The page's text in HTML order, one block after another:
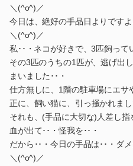
＼(^o^)／
今日は、絶好の手品日よりですよ
＼(^o^)／
私･･・ネコが好きで、3匹飼って
その3匹のうちの1匹が、逃げ出
まいました･･・
仕方無しに、1階の駐車場にエサ
正に、飼い猫に、引っ掻かれまし
それも、(手品に大切な)人差し指
血が出て･･・怪我を･･・
だから･･・今日の手品は･･・ダメ
＼(^o^)／